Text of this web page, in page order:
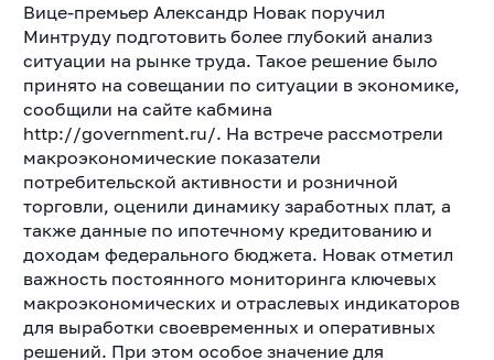
Вице-премьер Александр Новак поручил
Минтруду подготовить более глубокий анализ
ситуации на рынке труда. Такое решение было
принято на совещании по ситуации в экономике,
сообщили на сайте кабмина
http://government.ru/. На встрече рассмотрели
макроэкономические показатели
потребительской активности и розничной
торговли, оценили динамику заработных плат, а
также данные по ипотечному кредитованию и
доходам федерального бюджета. Новак отметил
важность постоянного мониторинга ключевых
макроэкономических и отраслевых индикаторов
для выработки своевременных и оперативных
решений. При этом особое значение для